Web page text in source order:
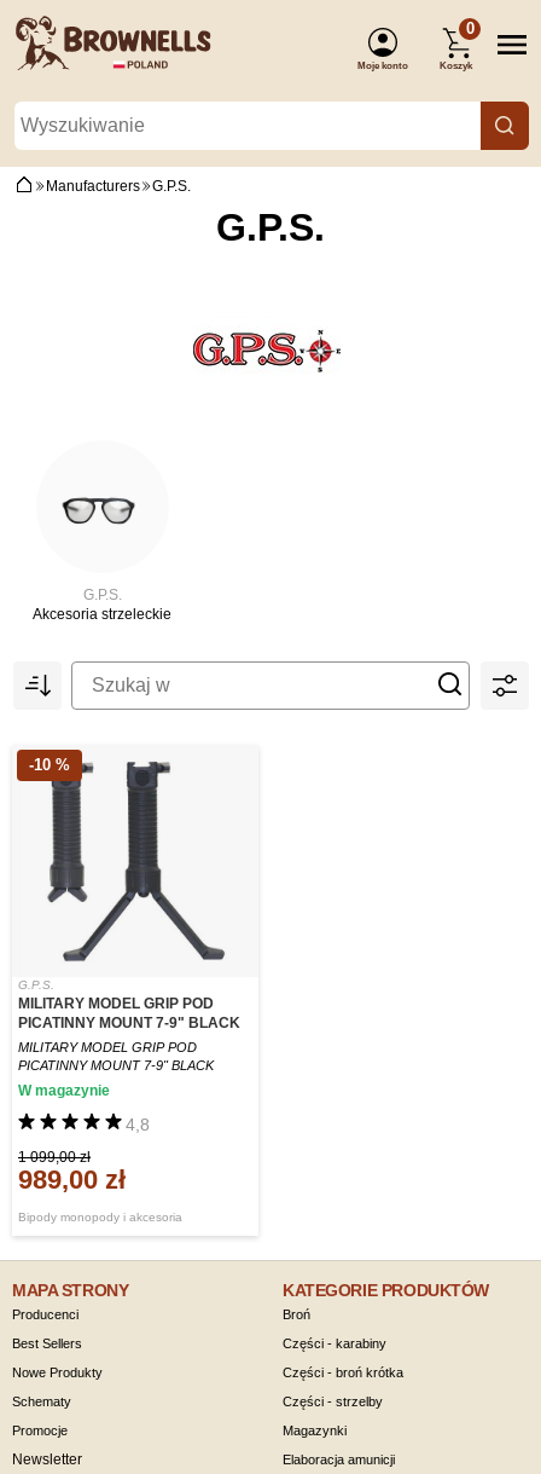
Moje konto
0
Koszyk
Manufacturers G.P.S.
G.P.S.
G.P.S.
Akcesoria strzeleckie
-10 %
G.P.S.
MILITARY MODEL GRIP POD
PICATINNY MOUNT 7-9" BLACK
MILITARY MODEL GRIP POD
PICATINNY MOUNT 7-9" BLACK
Bipody monopody i akcesoria
4,8
W magazynie
1 099,00 zł
989,00 zł
MAPA STRONY
Producenci
Best Sellers
Nowe Produkty
Schematy
Promocje
Newsletter
KATEGORIE PRODUKTÓW
Broń
Części - karabiny
Części - broń krótka
Części - strzelby
Magazynki
Elaboracja amunicji